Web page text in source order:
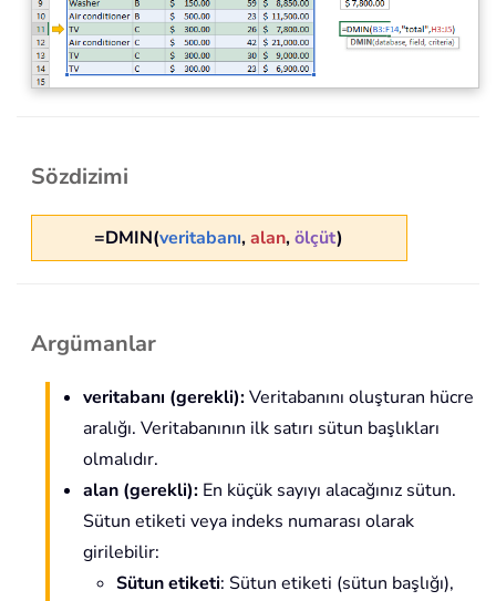
Sözdizimi
=DMIN(veritabanı,alan,ölçüt)
Argümanlar
veritabanı (gerekli):Veritabanını oluşturan hücre
aralığı. Veritabanının ilk satırı sütun başlıkları
olmalıdır.
alan (gerekli): En küçük sayıyı alacağınız sütun.
Sütun etiketi veya indeks numarası olarak
girilebilir:
Sütun etiketi: Sütun etiketi (sütun başlığı),